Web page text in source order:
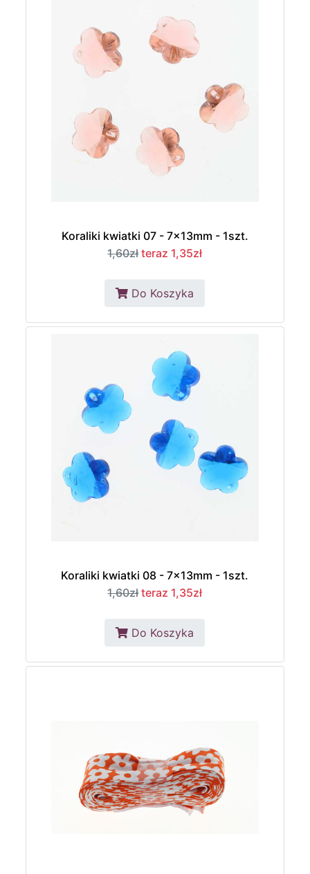
Koraliki kwiatki 07 - 7x13mm - 1szt.
1,60zł teraz 1,35zł
Do Koszyka
Koraliki kwiatki 08 - 7x13mm - 1szt.
1,60zł teraz 1,35zł
Do Koszyka